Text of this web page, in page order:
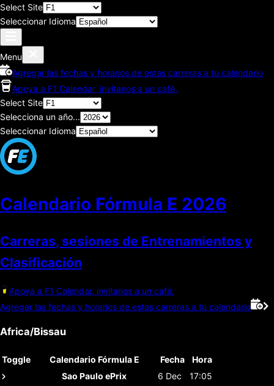
Select Site
Seleccionar Idioma
Menu
Agregar las fechas y horarios de estas carreras a tu calendario
Apoya a F1 Calendar, invítanos a un café.
Select Site
Selecciona un año...
Seleccionar Idioma
Calendario Fórmula E 2026
Carreras, sesiones de Entrenamientos y
Clasificación
Apoya a F1 Calendar, invítanos a un café.
Agregar las fechas y horarios de estas carreras a tu calendario
Africa/Bissau
Toggle Calendario Fórmula E Fecha
Hora
Sao Paulo ePrix
6 Dec
17:05